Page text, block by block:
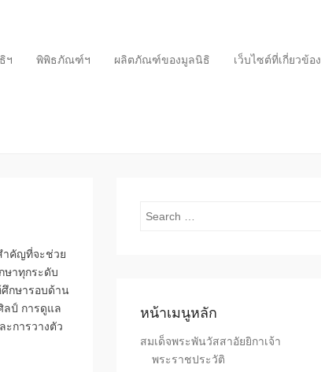
ฯ พิพิธภัณฑ์ฯ ผลิตภัณฑ์ของมูลนิธิ เว็บไซต์ที่เกี่ยวข้อง
ำคัญที่จะช่วย
ษาทุกระดับ
ศึกษารอบด้าน
ลป์ การดูแล
การวางตัว
Search
หน้าเมนูหลัก
สมเด็จพระพันวัสสาอัยยิกาเจ้า
พระราชประวัติ